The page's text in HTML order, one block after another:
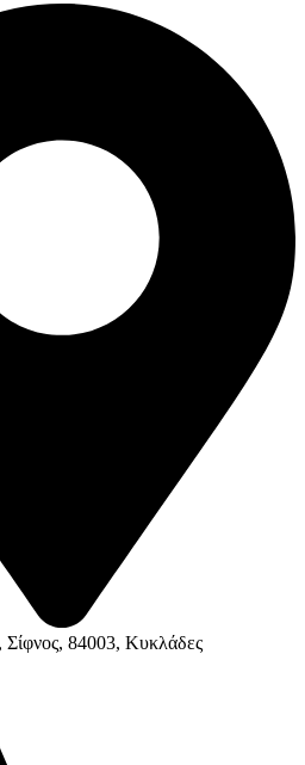
Σίφνος, 84003, Κυκλάδες